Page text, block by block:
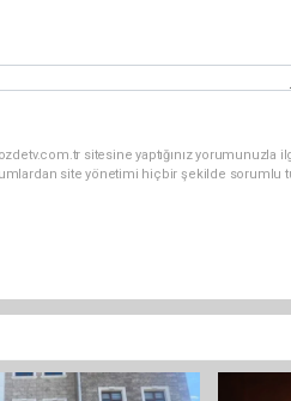
sitesine yaptığınız yorumunuzla
site yönetimi hiçbir şekilde sorumlu